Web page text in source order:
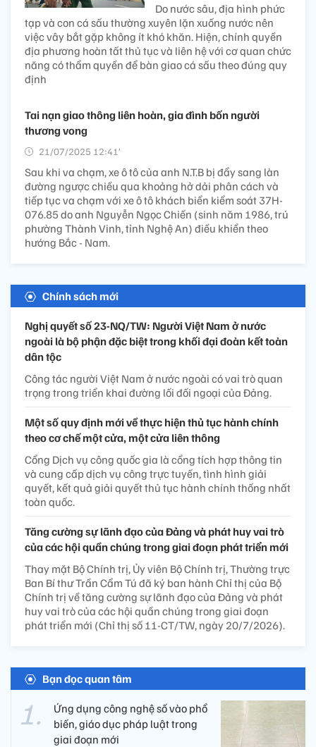
Do nước sâu, địa hình phức
tạp và con cá sấu thường xuyên lặn xuống nước nên
việc vây bắt gặp không ít khó khăn. Hiện, chính quyền
địa phương hoàn tất thủ tục và liên hệ với cơ quan chức
năng có thẩm quyền để bàn giao cá sấu theo đúng quy
định
Tai nạn giao thông liên hoàn, gia đình bốn người
thương vong
21/07/2025 12:41’
Sau khi va chạm, xe ô tô của anh N.T.B bị đẩy sang làn
đường ngược chiều qua khoảng hở dải phân cách và
tiếp tục va chạm với xe ô tô khách biển kiểm soát 37H-
076.85 do anh Nguyễn Ngọc Chiến (sinh năm 1986, trú
phường Thành Vinh, tỉnh Nghệ An) điều khiển theo
hướng Bắc - Nam.
Chính sách mới
Nghị quyết số 23-NQ/TW: Người Việt Nam ở nước
ngoài là bộ phận đặc biệt trong khối đại đoàn kết toàn
dân tộc
Công tác người Việt Nam ở nước ngoài có vai trò quan
trọng trong triển khai đường lối đối ngoại của Đảng.
Một số quy định mới về thực hiện thủ tục hành chính
theo cơ chế một cửa, một cửa liên thông
Cổng Dịch vụ công quốc gia là cổng tích hợp thông tin
và cung cấp dịch vụ công trực tuyến, tình hình giải
quyết, kết quả giải quyết thủ tục hành chính thống nhất
toàn quốc.
Tăng cường sự lãnh đạo của Đảng và phát huy vai trò
của các hội quần chúng trong giai đoạn phát triển mới
Thay mặt Bộ Chính trị, Ủy viên Bộ Chính trị, Thường trực
Ban Bí thư Trần Cẩm Tú đã ký ban hành Chỉ thị của Bộ
Chính trị về tăng cường sự lãnh đạo của Đảng và phát
huy vai trò của các hội quần chúng trong giai đoạn
phát triển mới (Chỉ thị số 11-CT/TW, ngày 20/7/2026).
Bạn đọc quan tâm
Ứng dụng công nghệ số vào phổ
biến, giáo dục pháp luật trong
giai đoạn mới